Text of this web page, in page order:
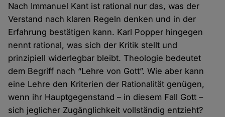
Nach Immanuel Kant ist rational nur das, was der
Verstand nach klaren Regeln denken und in der
Erfahrung bestätigen kann. Karl Popper hingegen
nennt rational, was sich der Kritik stellt und
prinzipiell widerlegbar bleibt. Theologie bedeutet
dem Begriff nach “Lehre von Gott”. Wie aber kann
eine Lehre den Kriterien der Rationalität genügen,
wenn ihr Hauptgegenstand – in diesem Fall Gott –
sich jeglicher Zugänglichkeit vollständig entzieht?